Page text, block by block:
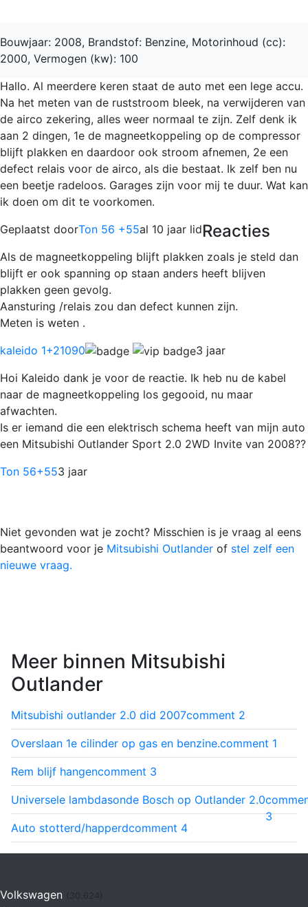
Bouwjaar: 2008, Brandstof: Benzine, Motorinhoud (cc):
2000, Vermogen (kw): 100
Hallo. Al meerdere keren staat de auto met een lege accu.
Na het meten van de ruststroom bleek, na verwijderen van
de airco zekering, alles weer normaal te zijn. Zelf denk ik
aan 2 dingen, 1e de magneetkoppeling op de compressor
blijft plakken en daardoor ook stroom afnemen, 2e een
defect relais voor de airco, als die bestaat. Ik zelf ben nu
een beetje radeloos. Garages zijn voor mij te duur. Wat kan
ik doen om dit te voorkomen.
Geplaatst doorTon 56 +55al 10 jaar lidReacties
Als de magneetkoppeling blijft plakken zoals je steld dan
blijft er ook spanning op staan anders heeft blijven
plakken geen gevolg.
Aansturing /relais zou dan defect kunnen zijn.
Meten is weten .
kaleido 1+21090
3 jaar
Hoi Kaleido dank je voor de reactie. Ik heb nu de kabel
naar de magneetkoppeling los gegooid, nu maar
afwachten.
Is er iemand die een elektrisch schema heeft van mijn auto
een Mitsubishi Outlander Sport 2.0 2WD Invite van 2008??
Ton 56+553 jaar
Niet gevonden wat je zocht? Misschien is je vraag al eens
beantwoord voor je Mitsubishi Outlander of stel zelf een
nieuwe vraag.
Meer binnen Mitsubishi
Outlander
Mitsubishi outlander 2.0 did 2007comment 2
Overslaan 1e cilinder op gas en benzine.comment 1
Rem blijf hangencomment 3
Universele lambdasonde Bosch op Outlander 2.0
3
Auto stotterd/happerdcomment 4
Volkswagen (30.624)